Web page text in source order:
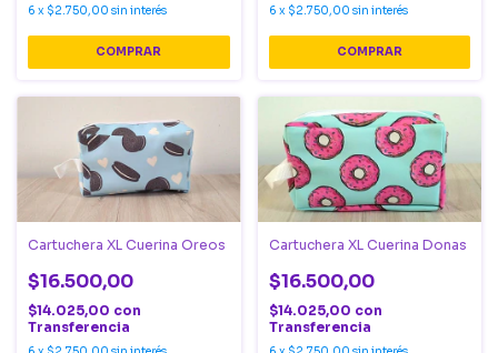
6 x $2.750,00 sin interés 6 x $2.750,00 sin interés
Cartuchera XL Cuerina Oreos
$16.500,00
$14.025,00 con
Transferencia
Cartuchera XL Cuerina Donas
$16.500,00
$14.025,00 con
Transferencia